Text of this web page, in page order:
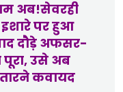
अब!सेवरही
पर हुआ
दौड़े अफसर-
उसे अब
कवायद